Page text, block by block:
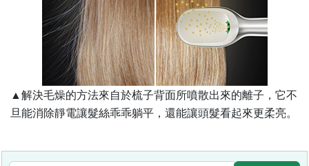
▲解決毛燥的方法來自於梳子背面所噴散出來的離子，它不
旦能消除靜電讓髮絲乖乖躺平，還能讓頭髮看起來更柔亮。